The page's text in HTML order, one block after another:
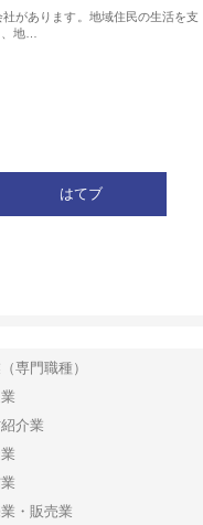
があります。地域住民の生活を支
地…
はてブ
専門職種）
介業
・販売業